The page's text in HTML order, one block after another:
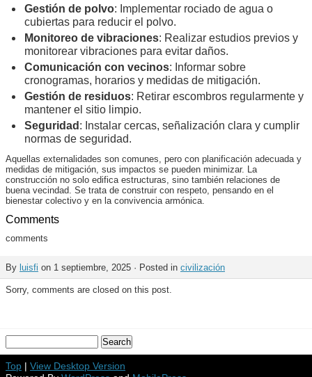
Gestión de polvo: Implementar rociado de agua o
cubiertas para reducir el polvo.
Monitoreo de vibraciones: Realizar estudios previos y
monitorear vibraciones para evitar daños.
Comunicación con vecinos: Informar sobre
cronogramas, horarios y medidas de mitigación.
Gestión de residuos: Retirar escombros regularmente y
mantener el sitio limpio.
Seguridad : Instalar cercas, señalización clara y cumplir
normas de seguridad.
Aquellas externalidades son comunes, pero con planificación adecuada y
medidas de mitigación, sus impactos se pueden minimizar. La
construcción no solo edifica estructuras, sino también relaciones de
buena vecindad. Se trata de construir con respeto, pensando en el
bienestar colectivo y en la convivencia armónica.
Comments
comments
By luisfi on 1 septiembre, 2025 · Posted in civilización
Sorry, comments are closed on this post.
Top | View Desktop Version